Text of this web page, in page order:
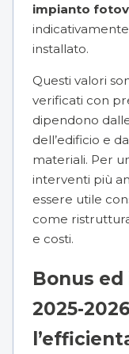
impianto
installato.
Questi valori
verificati con
dipendono
dell’edificio e
materiali. Per
interventi più
essere utile
come
e costi.
Bonus
2025-